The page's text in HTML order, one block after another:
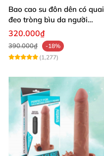
Bao cao su đôn dên có quai
đeo tròng bìu da người
giống thật
320.000₫
390.000₫
-18%
(1,277)